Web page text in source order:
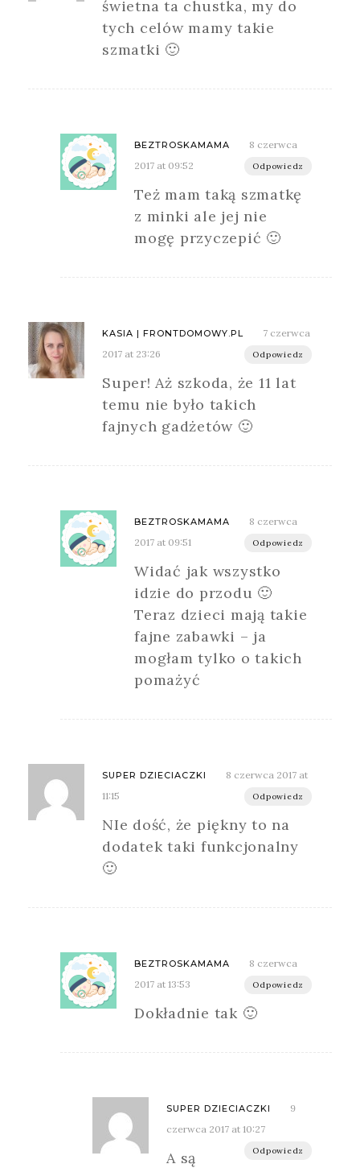
świetna ta chustka, my do
tych celów mamy takie
szmatki 🙂
BEZTROSKAMAMA
8 czerwca
2017 at 09:52
Odpowiedz
Też mam taką szmatkę
z minki ale jej nie
mogę przyczepić 🙂
KASIA | FRONTDOMOWY.PL
7 czerwca
2017 at 23:26
Odpowiedz
Super! Aż szkoda, że 11 lat
temu nie było takich
fajnych gadżetów 🙂
BEZTROSKAMAMA
8 czerwca
2017 at 09:51
Odpowiedz
Widać jak wszystko
idzie do przodu 🙂
Teraz dzieci mają takie
fajne zabawki – ja
mogłam tylko o takich
pomażyć
SUPER DZIECIACZKI
8 czerwca 2017 at
11:15
Odpowiedz
NIe dość, że piękny to na
dodatek taki funkcjonalny
🙂
BEZTROSKAMAMA
8 czerwca
2017 at 13:53
Odpowiedz
Dokładnie tak 🙂
SUPER DZIECIACZKI
9
czerwca 2017 at 10:27
Odpowiedz
A są